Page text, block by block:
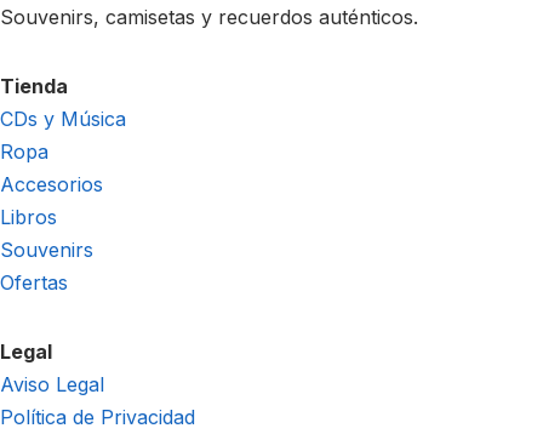
Souvenirs, camisetas y recuerdos auténticos.
Tienda
CDs y Música
Ropa
Accesorios
Libros
Souvenirs
Ofertas
Legal
Aviso Legal
Política de Privacidad